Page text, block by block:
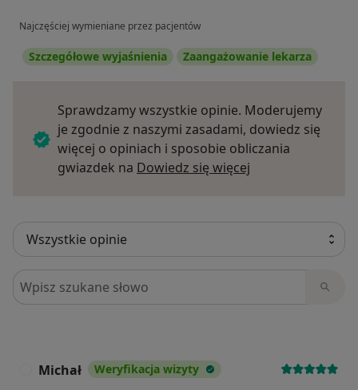
Najczęściej wymieniane przez pacjentów
Szczegółowe wyjaśnienia Zaangażowanie lekarza
Sprawdzamy wszystkie opinie. Moderujemy
je zgodnie z naszymi zasadami, dowiedz się
więcej o opiniach i sposobie obliczania
gwiazdek na Dowiedz się więcej
Szukaj w opiniach
Michał Weryfikacja wizyty